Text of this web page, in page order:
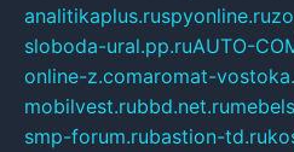
analitikaplus.ruspyonline.ru
sloboda-ural.pp.ruAUTO-
online-z.comaromat-
mobilvest.rubbd.net.ru
smp-forum.rubastion-td.ru